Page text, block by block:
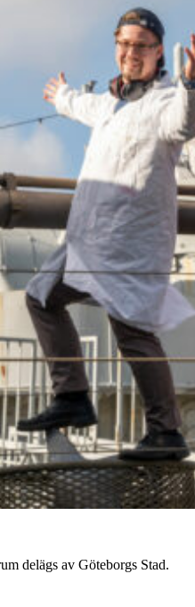
delägs av Göteborgs Stad.